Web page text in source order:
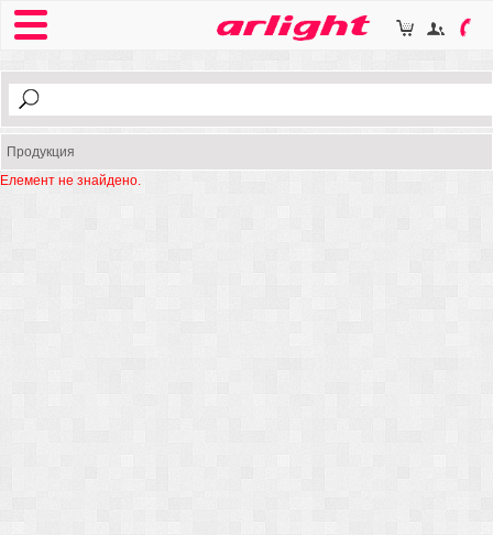
Продукция
Елемент не знайдено.